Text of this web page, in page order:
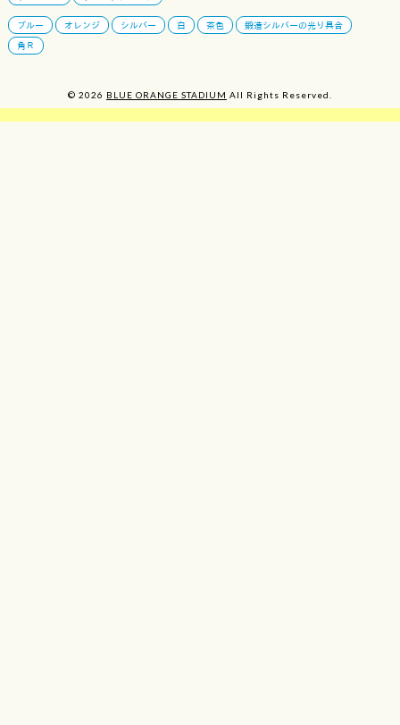
ブルー オレンジ シルバー 白 茶色
鍛造シルバーの光り具合
角Ｒ
© 2026 BLUE ORANGE STADIUM All Rights Reserved.